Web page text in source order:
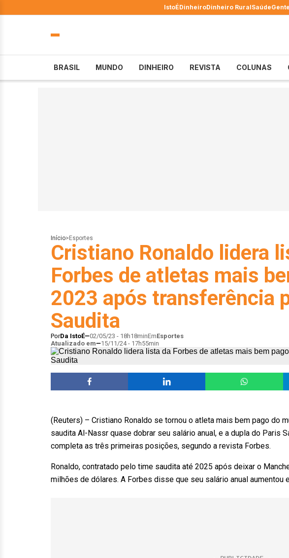
IstoÉDinheiroDinheiro RuralSaúdeGente
BRASIL MUNDO DINHEIRO REVISTA COLUNAS
Início> Esportes
Cristiano Ronaldo lidera
Forbes de atletas mais
2023 após transferência
Saudita
PorDa IstoÉ 02/05/23 - 18h18minEmEsportes
Atualizado em
15/11/24 - 17h55min
(Reuters) – Cristiano Ronaldo se tornou o atleta mais bem pago do
saudita Al-Nassr quase dobrar seu salário anual, e a dupla do Paris
completa as três primeiras posições, segundo a revista Forbes.
Ronaldo, contratado pelo time saudita até 2025 após deixar o
milhões de dólares. A Forbes disse que seu salário anual